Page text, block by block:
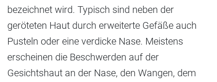
bezeichnet wird. Typisch sind neben der
geröteten Haut durch erweiterte Gefäße auch
Pusteln oder eine verdicke Nase. Meistens
erscheinen die Beschwerden auf der
Gesichtshaut an der Nase, den Wangen, dem